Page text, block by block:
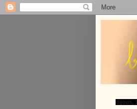
dijous,